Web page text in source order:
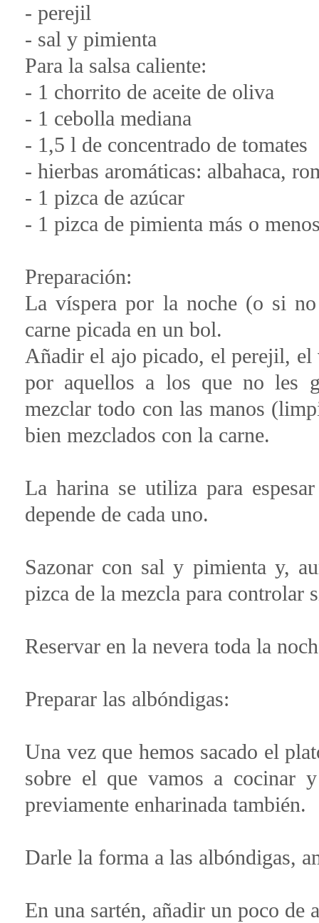
- perejil
- sal y pimienta
Para la salsa caliente:
- 1 chorrito de aceite de oliva
- 1 cebolla mediana
- 1,5 l de concentrado de tomates
- hierbas aromáticas: albahaca,
- 1 pizca de azúcar
- 1 pizca de pimienta más o
Preparación:
La víspera por la noche (o si
carne picada en un bol.
Añadir el ajo picado, el perejil,
por aquellos a los que no les
mezclar todo con las manos
bien mezclados con la carne.
La harina se utiliza para
depende de cada uno.
Sazonar con sal y pimienta y,
pizca de la mezcla para controlar
Reservar en la nevera toda la
Preparar las albóndigas:
Una vez que hemos sacado el
sobre el que vamos a cocinar
previamente enharinada también.
Darle la forma a las albóndigas,
En una sartén, añadir un poco de